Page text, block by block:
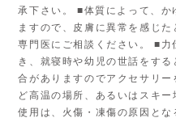
承下さい。 ■体質によって、か
ますので、皮膚に異常を感じた
専門医にご相談ください。 ■力
き、就寝時や幼児の世話をす
合がありますのでアクセサリ
ど高温の場所、あるいはスキ
使用は、火傷・凍傷の原因と